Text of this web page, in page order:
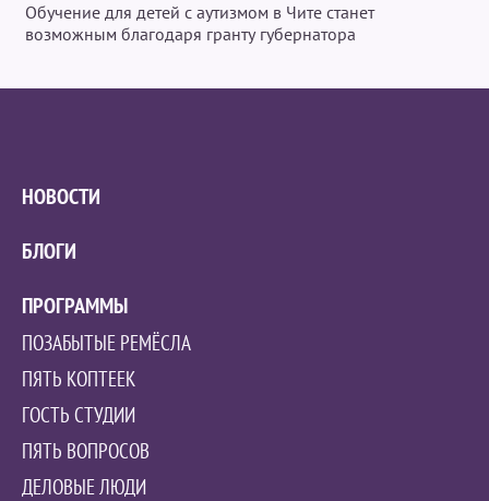
Обучение для детей с аутизмом в Чите станет
возможным благодаря гранту губернатора
НОВОСТИ
БЛОГИ
ПРОГРАММЫ
ПОЗАБЫТЫЕ РЕМЁСЛА
ПЯТЬ КОПТЕЕК
ГОСТЬ СТУДИИ
ПЯТЬ ВОПРОСОВ
ДЕЛОВЫЕ ЛЮДИ